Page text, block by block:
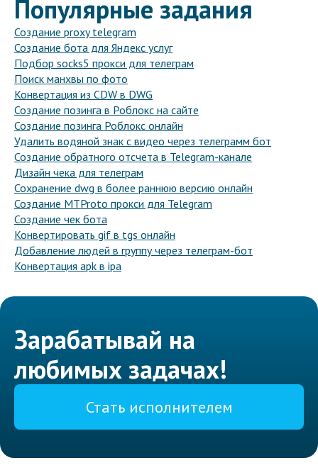
Популярные задания
Создание proxy telegram
Создание бота для Яндекс услуг
Подбор socks5 прокси для телеграм
Поиск манхвы по фото
Конвертация из CDW в DWG
Создание позинга в Роблокс на сайте
Создание позинга Роблокс онлайн
Удалить водяной знак с видео через телеграмм бот
Создание обратного отсчета в Telegram-канале
Дизайн чека для телеграм
Сохранение dwg в более раннюю версию онлайн
Создание MTProto прокси для Telegram
Создание чек бота
Конвертировать gif в tgs онлайн
Добавление людей в группу через телеграм-бот
Конвертация apk в ipa
Зарабатывай на
любимых задачах!
Стать исполнителем